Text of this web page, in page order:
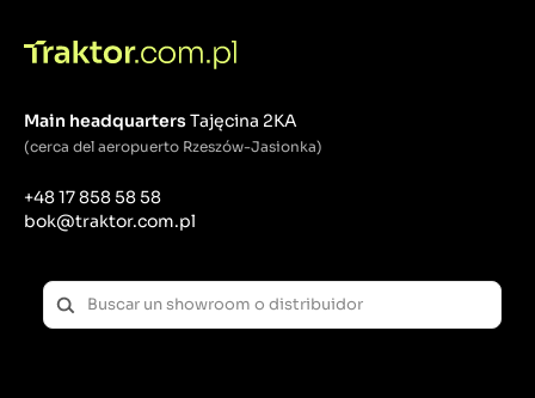
Main headquartersTajęcina 2KA
(cerca del aeropuerto Rzeszów-Jasionka)
+48 17 858 58 58
bok@traktor.com.pl